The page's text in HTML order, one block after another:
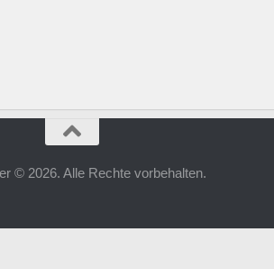
© 2026. Alle Rechte vorbehalten.